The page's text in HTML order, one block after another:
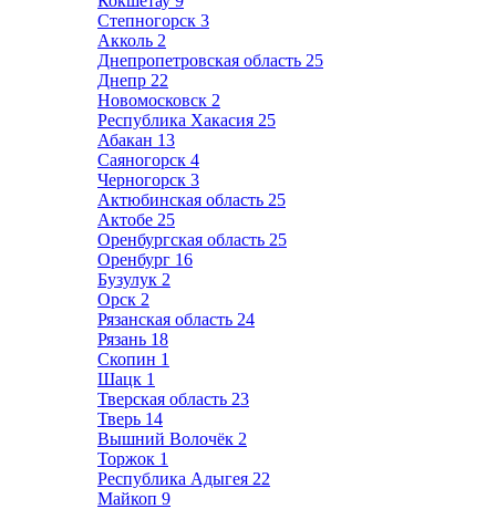
Степногорск 3
Акколь 2
Днепропетровская область 25
Днепр 22
Новомосковск 2
Республика Хакасия 25
Абакан 13
Саяногорск 4
Черногорск 3
Актюбинская область 25
Актобе 25
Оренбургская область 25
Оренбург 16
Бузулук 2
Орск 2
Рязанская область 24
Рязань 18
Скопин 1
Шацк 1
Тверская область 23
Тверь 14
Вышний Волочёк 2
Торжок 1
Республика Адыгея 22
Майкоп 9